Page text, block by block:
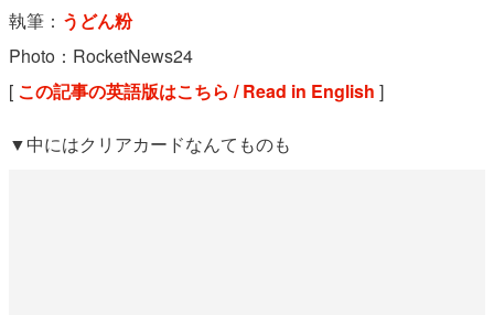
執筆： うどん粉
Photo：RocketNews24
[ この記事の英語版はこちら / Read in English ]
▼中にはクリアカードなんてものも